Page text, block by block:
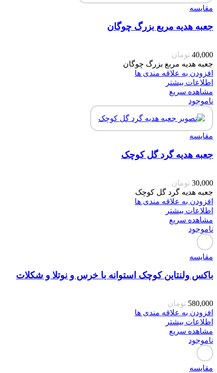
مقایسه
جعبه هدیه مربع بزرگ چوگان
40,000 تومان
جعبه هدیه مربع بزرگ چوگان
افزودن به علاقه مندی ها
اطلاعات بیشتر
مشاهده سریع
ناموجود
مقایسه
جعبه هدیه گرد گل کوچک
30,000 تومان
جعبه هدیه گرد گل کوچک
افزودن به علاقه مندی ها
اطلاعات بیشتر
مشاهده سریع
ناموجود
مقایسه
باکس ولنتاین کوچک استوانه با خرس و نوتلا و شکلات
580,000 تومان
افزودن به علاقه مندی ها
اطلاعات بیشتر
مشاهده سریع
ناموجود
مقایسه